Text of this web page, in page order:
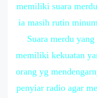
memiliki suara
ia masih rutin
Suara merdu
memiliki kekuatan
orang yg
penyiar radio agar